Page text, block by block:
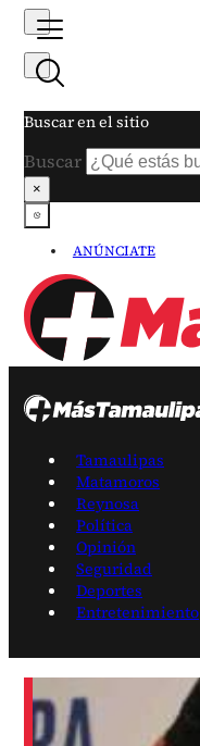
Buscar en el sitio
Buscar
×
ANÚNCIATE
Tamaulipas
Matamoros
Reynosa
Política
Opinión
Seguridad
Deportes
Entretenimiento